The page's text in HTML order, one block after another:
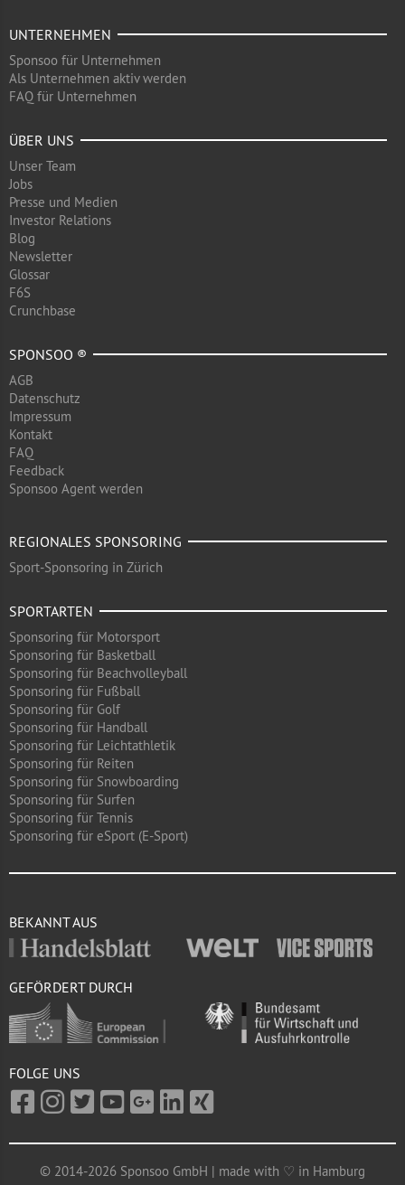
UNTERNEHMEN
Sponsoo für Unternehmen
Als Unternehmen aktiv werden
FAQ für Unternehmen
ÜBER UNS
Unser Team
Jobs
Presse und Medien
Investor Relations
Blog
Newsletter
Glossar
F6S
Crunchbase
SPONSOO ®
AGB
Datenschutz
Impressum
Kontakt
FAQ
Feedback
Sponsoo Agent werden
REGIONALES SPONSORING
Sport-Sponsoring in Zürich
SPORTARTEN
Sponsoring für Motorsport
Sponsoring für Basketball
Sponsoring für Beachvolleyball
Sponsoring für Fußball
Sponsoring für Golf
Sponsoring für Handball
Sponsoring für Leichtathletik
Sponsoring für Reiten
Sponsoring für Snowboarding
Sponsoring für Surfen
Sponsoring für Tennis
Sponsoring für eSport (E-Sport)
BEKANNT AUS
GEFÖRDERT DURCH
FOLGE UNS
© 2014-2026 Sponsoo GmbH | made with ♡ in Hamburg